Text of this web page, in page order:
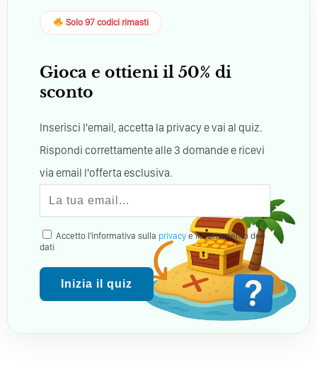
Solo 97 codici rimasti
Gioca e ottieni il 50% di
sconto
Inserisci l'email, accetta la privacy e vai al quiz.
Rispondi correttamente alle 3 domande e ricevi
via email l'offerta esclusiva.
Accetto l'informativa sulla privacy e il trattamento dei
dati
Inizia il quiz